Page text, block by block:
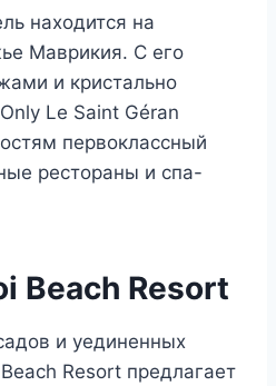
находится на
Маврикия. С его
и кристально
Le Saint Géran
первоклассный
рестораны и спа-
Beach Resort
и уединенных
Resort предлагает